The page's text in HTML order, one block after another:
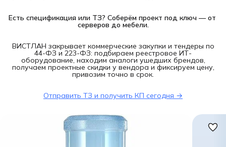
Более 100 000 позиций в наличии и под заказ
Есть спецификация или ТЗ? Соберём проект под ключ — от
серверов до мебели.
ВИСТЛАН закрывает коммерческие закупки и тендеры по
44-ФЗ и 223-ФЗ: подбираем реестровое ИТ-
оборудование, находим аналоги ушедших брендов,
получаем проектные скидки у вендора и фиксируем цену,
привозим точно в срок.
Отправить ТЗ и получить КП сегодня →